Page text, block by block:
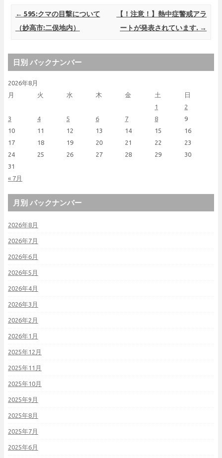
Post navigation
← 595:クマの目撃について
（妙高市:二俣地内）
【！注意！】熱中症警戒アラ
ートが発表されています. →
日別 バックナンバー
2026年8月
月
火 水 木 金 土 日
« 7月
1
2
3
4 5 6 7 8
9
10
11 12 13 14 15
16
17
18 19 20 21 22
23
24
25 26 27 28 29
30
31
月別 バックナンバー
2026年8月
2026年7月
2026年6月
2026年5月
2026年4月
2026年3月
2026年2月
2026年1月
2025年12月
2025年11月
2025年10月
2025年9月
2025年8月
2025年7月
2025年6月